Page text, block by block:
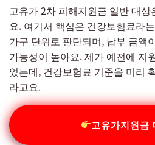
고유가 2차 피해지원금 일반 대
요. 여기서 핵심은 건강보험료라
가구 단위로 판단되며, 납부 금액
가능성이 높아요. 제가 예전에 지
었는데, 건강보험료 기준을 미리
라고요.
고유가지원금